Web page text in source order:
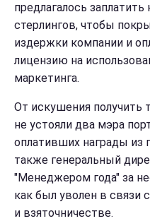
предлагалось
стерлингов, чтобы
издержки компании и
лицензию на
маркетинга.
От искушения получить
не устояли два мэра
оплативших награды из
также генеральный
"Менеджером года" за
как был уволен в связи
и взяточничестве.